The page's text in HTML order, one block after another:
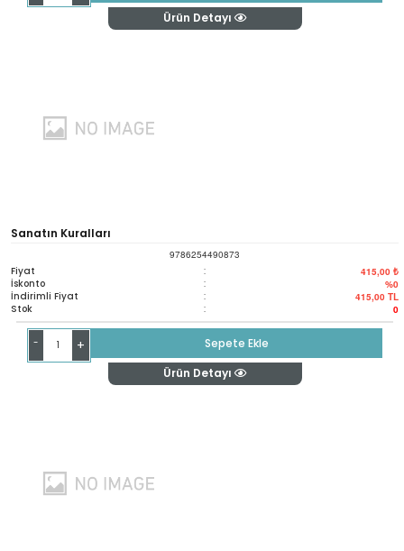
Ürün Detayı
Sanatın Kuralları
9786254490873
Fiyat : 415,00 ₺
İskonto : %0
İndirimli Fiyat : 415,00 TL
Stok : 0
- +
Sepete Ekle
Ürün Detayı